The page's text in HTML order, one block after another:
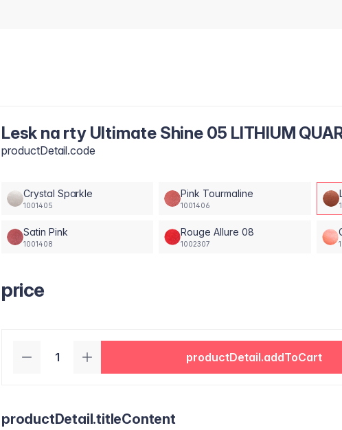
Lesk na rty Ultimate Shine 05 LITHIUM
productDetail.code
Crystal Sparkle
1001405
Pink Tourmaline
1001406
Satin Pink
1001408
Rouge Allure 08
1002307
price
productDetail.addToCart
productDetail.titleContent